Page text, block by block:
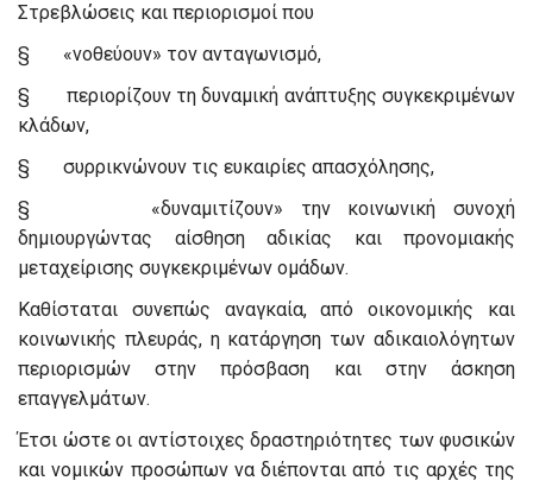
Στρεβλώσεις και περιορισμοί που
§ «νοθεύουν» τον ανταγωνισμό,
§ περιορίζουν τη δυναμική ανάπτυξης συγκεκριμένων
κλάδων,
§ συρρικνώνουν τις ευκαιρίες απασχόλησης,
§ «δυναμιτίζουν» την κοινωνική συνοχή
δημιουργώντας αίσθηση αδικίας και προνομιακής
μεταχείρισης συγκεκριμένων ομάδων.
Καθίσταται συνεπώς αναγκαία, από οικονομικής και
κοινωνικής πλευράς, η κατάργηση των αδικαιολόγητων
περιορισμών στην πρόσβαση και στην άσκηση
επαγγελμάτων.
Έτσι ώστε οι αντίστοιχες δραστηριότητες των φυσικών
και νομικών προσώπων να διέπονται από τις αρχές της